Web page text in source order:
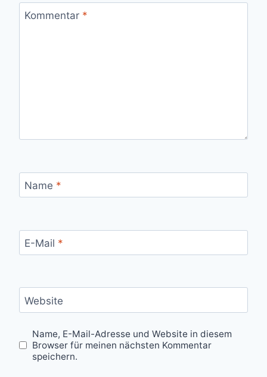
Kommentar *
Name *
E-Mail *
Website
Name, E-Mail-Adresse und Website in diesem
Browser für meinen nächsten Kommentar
speichern.